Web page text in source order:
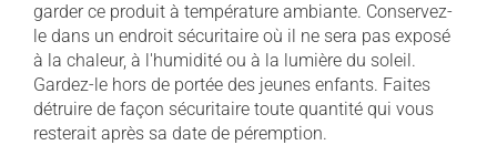
garder ce produit à température ambiante. Conservez-
le dans un endroit sécuritaire où il ne sera pas exposé
à la chaleur, à l'humidité ou à la lumière du soleil.
Gardez-le hors de portée des jeunes enfants. Faites
détruire de façon sécuritaire toute quantité qui vous
resterait après sa date de péremption.